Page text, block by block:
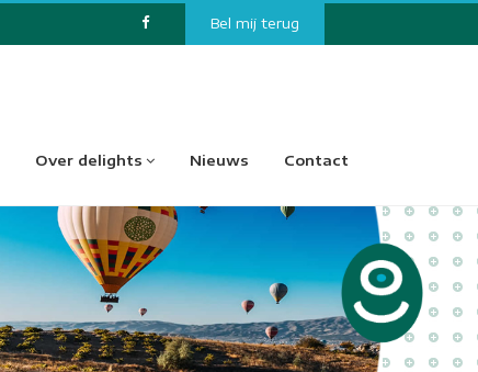
Bel mij terug
Over delights Nieuws Contact